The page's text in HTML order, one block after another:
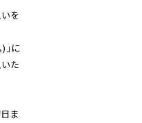
を
」に
た
ま